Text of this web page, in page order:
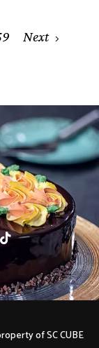
Next
of SC CUBE